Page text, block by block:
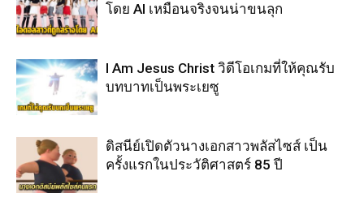
โดย AI เหมือนจริงจนน่าขนลุก
I Am Jesus Christ วิดีโอเกมที่ให้คุณรับ
บทบาทเป็นพระเยซู
ดิสนีย์เปิดตัวนางเอกสาวพลัสไซส์ เป็น
ครั้งแรกในประวัติศาสตร์ 85 ปี